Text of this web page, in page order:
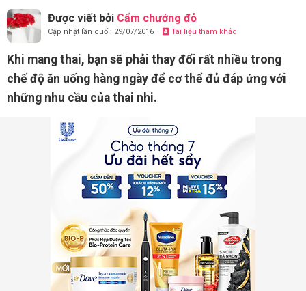
Được viết bởi Cẩm chướng đỏ
Cập nhật lần cuối: 29/07/2016 Tài liệu tham khảo
Khi mang thai, bạn sẽ phải thay đổi rất nhiều trong
chế độ ăn uống hàng ngày để cơ thể đủ đáp ứng với
những nhu cầu của thai nhi.